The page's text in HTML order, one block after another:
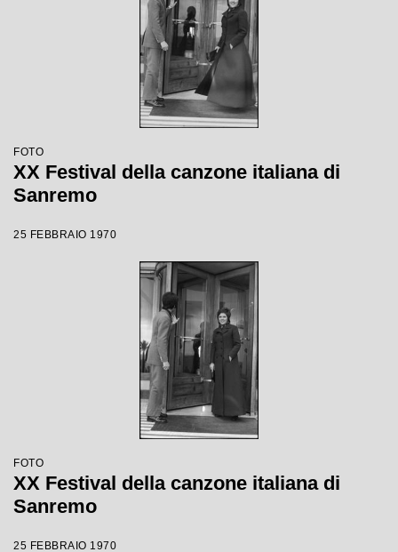
FOTO
XX Festival della canzone italiana di
Sanremo
25 FEBBRAIO 1970
FOTO
XX Festival della canzone italiana di
Sanremo
25 FEBBRAIO 1970